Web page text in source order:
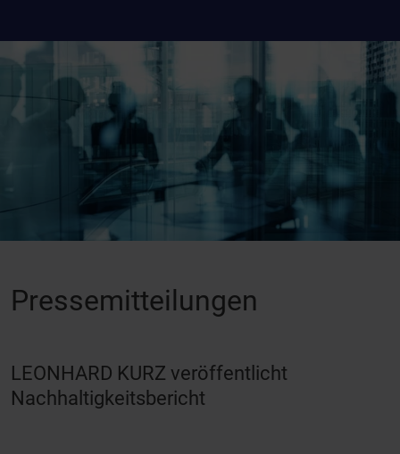
Pressemitteilungen
LEONHARD KURZ veröffentlicht
Nachhaltigkeitsbericht